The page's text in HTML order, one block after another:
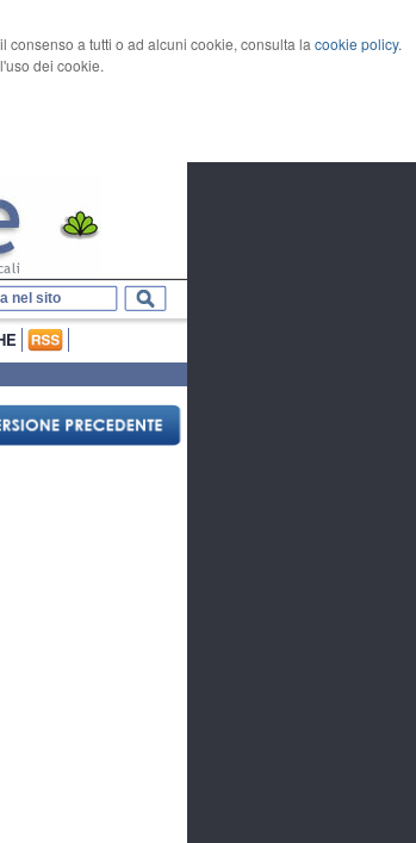
a tutti o ad alcuni cookie, consulta la cookie policy.
dei cookie.